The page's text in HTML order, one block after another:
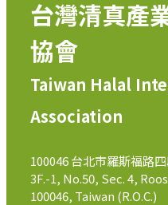
台灣清真產
協會
Taiwan Halal
Association
100046 台北市羅斯福路
3F.-1, No.50, Sec. 4,
100046, Taiwan (R.O.C.)